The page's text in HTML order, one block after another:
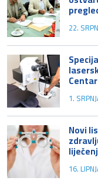
22.
1.
Novi
16.